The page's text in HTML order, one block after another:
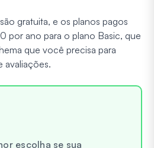
gratuita, e os planos pagos
por ano para o plano Basic, que
que você precisa para
avaliações.
escolha se sua